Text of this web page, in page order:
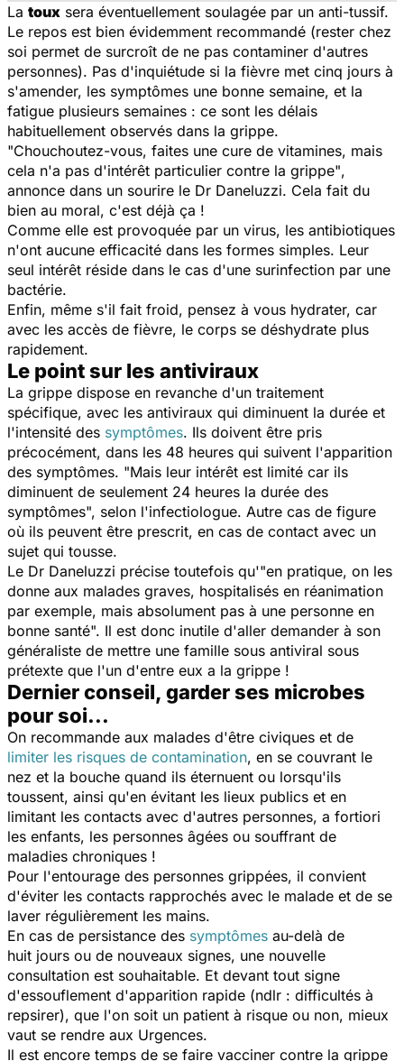
La toux sera éventuellement soulagée par un anti-tussif.
Le repos est bien évidemment recommandé (rester chez
soi permet de surcroît de ne pas contaminer d'autres
personnes). Pas d'inquiétude si la fièvre met cinq jours à
s'amender, les symptômes une bonne semaine, et la
fatigue plusieurs semaines : ce sont les délais
habituellement observés dans la grippe.
"Chouchoutez-vous, faites une cure de vitamines, mais
cela n'a pas d'intérêt particulier contre la grippe",
annonce dans un sourire le Dr Daneluzzi. Cela fait du
bien au moral, c'est déjà ça !
Comme elle est provoquée par un virus, les antibiotiques
n'ont aucune efficacité dans les formes simples. Leur
seul intérêt réside dans le cas d'une surinfection par une
bactérie.
Enfin, même s'il fait froid, pensez à vous hydrater, car
avec les accès de fièvre, le corps se déshydrate plus
rapidement.
Le point sur les antiviraux
La grippe dispose en revanche d'un traitement
spécifique, avec les antiviraux qui diminuent la durée et
l'intensité des symptômes. Ils doivent être pris
précocément, dans les 48 heures qui suivent l'apparition
des symptômes. "Mais leur intérêt est limité car ils
diminuent de seulement 24 heures la durée des
symptômes", selon l'infectiologue. Autre cas de figure
où ils peuvent être prescrit, en cas de contact avec un
sujet qui tousse.
Le Dr Daneluzzi précise toutefois qu'"en pratique, on les
donne aux malades graves, hospitalisés en réanimation
par exemple, mais absolument pas à une personne en
bonne santé". Il est donc inutile d'aller demander à son
généraliste de mettre une famille sous antiviral sous
prétexte que l'un d'entre eux a la grippe !
Dernier conseil, garder ses microbes
pour soi...
On recommande aux malades d'être civiques et de
limiter les risques de contamination, en se couvrant le
nez et la bouche quand ils éternuent ou lorsqu'ils
toussent, ainsi qu'en évitant les lieux publics et en
limitant les contacts avec d'autres personnes, a fortiori
les enfants, les personnes âgées ou souffrant de
maladies chroniques !
Pour l'entourage des personnes grippées, il convient
d'éviter les contacts rapprochés avec le malade et de se
laver régulièrement les mains.
En cas de persistance des symptômes au-delà de
huit jours ou de nouveaux signes, une nouvelle
consultation est souhaitable. Et devant tout signe
d'essouflement d'apparition rapide (ndlr : difficultés à
repsirer), que l'on soit un patient à risque ou non, mieux
vaut se rendre aux Urgences.
Il est encore temps de se faire vacciner contre la grippe